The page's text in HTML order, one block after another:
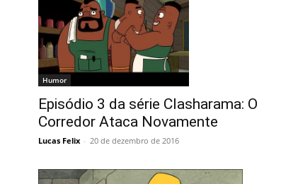
Humor
Episódio 3 da série Clasharama: O
Corredor Ataca Novamente
Lucas Felix - 20 de dezembro de 2016